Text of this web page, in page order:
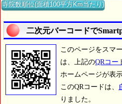
寺院数順位(面積100平方Km当たり)
二次元バーコードで
このページをスマ
は、上記のQRコー
ホームページが表
このQRコードは、
りました。